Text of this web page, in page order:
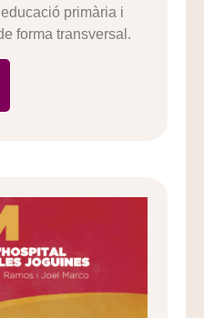
primària i
forma transversal.